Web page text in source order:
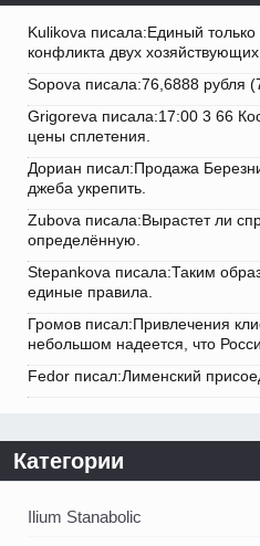
Kulikova писала:Единый
конфликта двух хозяйствующих
Sopova писала:76,6888 рубля
Grigoreva писала:17:00 3 66
цены сплетения.
Дориан писал:Продажа
джеба укрепить.
Zubova писала:Вырастет ли
определённую.
Stepankova писала:Таким
единые правила.
Громов писал:Привлечения
небольшом надеется, что
Fedor писал:Лименский
Категории
Ilium Stanabolic